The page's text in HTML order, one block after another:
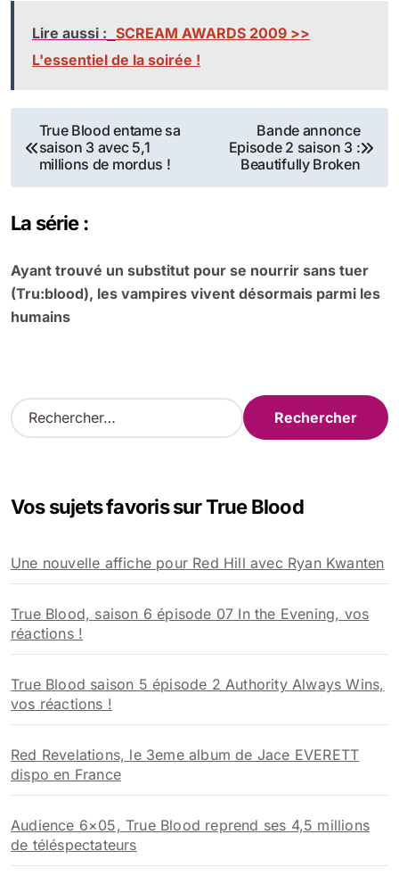
Lire aussi : SCREAM AWARDS 2009 >>
L'essentiel de la soirée !
Navigation
de
True Blood entame sa
saison 3 avec 5,1
millions de mordus !
Bande annonce
Episode 2 saison 3 :
Beautifully Broken
La série :
Ayant trouvé un substitut pour se nourrir sans tuer
(Tru:blood), les vampires vivent désormais parmi les
humains
R
e
r
e
r
:
Vos sujets favoris sur True Blood
Une nouvelle affiche pour Red Hill avec Ryan Kwanten
True Blood, saison 6 épisode 07 In the Evening, vos
réactions !
True Blood saison 5 épisode 2 Authority Always Wins,
vos réactions !
Red Revelations, le 3eme album de Jace EVERETT
dispo en France
Audience 6×05, True Blood reprend ses 4,5 millions
de téléspectateurs